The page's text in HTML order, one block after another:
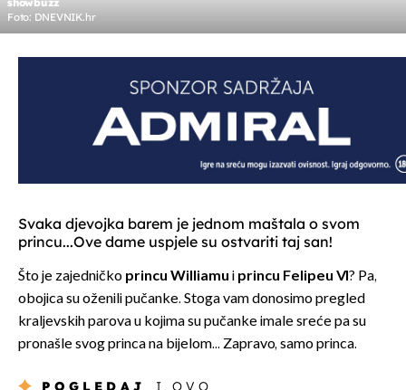
showbuzz
Foto: DNEVNIK.hr
Svaka djevojka barem je jednom maštala o svom
princu...Ove dame uspjele su ostvariti taj san!
Što je zajedničko princu Williamu i princu Felipeu VI? Pa,
obojica su oženili pučanke. Stoga vam donosimo pregled
kraljevskih parova u kojima su pučanke imale sreće pa su
pronašle svog princa na bijelom... Zapravo, samo princa.
POGLEDAJ I OVO